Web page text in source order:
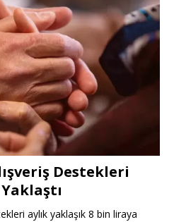
Destekleri
aylık yaklaşık 8 bin liraya